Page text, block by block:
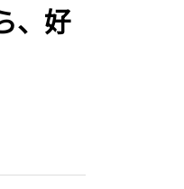
、好